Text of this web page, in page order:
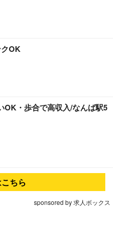
OK
OK・歩合で高収入/なんば駅5
ちら
sponsored by 求人ボックス